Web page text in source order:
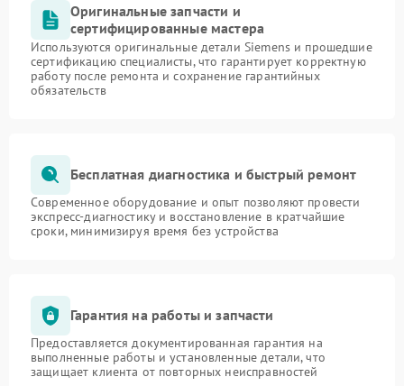
Оригинальные запчасти и
сертифицированные мастера
Используются оригинальные детали Siemens и прошедшие
сертификацию специалисты, что гарантирует корректную
работу после ремонта и сохранение гарантийных
обязательств
Бесплатная диагностика и быстрый ремонт
Современное оборудование и опыт позволяют провести
экспресс-диагностику и восстановление в кратчайшие
сроки, минимизируя время без устройства
Гарантия на работы и запчасти
Предоставляется документированная гарантия на
выполненные работы и установленные детали, что
защищает клиента от повторных неисправностей